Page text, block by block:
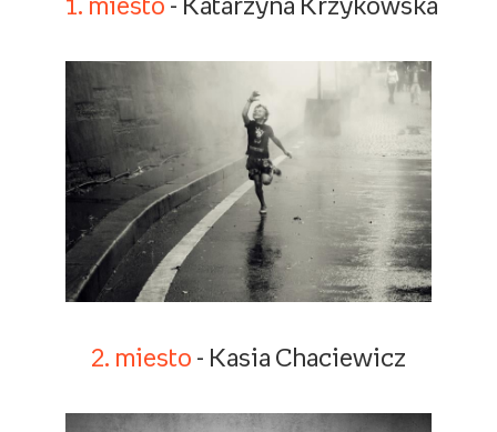
1. miesto - Katarzyna Krzykowská
2. miesto - Kasia Chaciewicz